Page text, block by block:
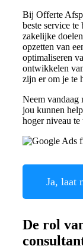
Bij Offerte
beste service
zakelijke
opzetten van
optimaliseren
ontwikkelen
zijn er om je te
Neem vandaag
jou kunnen
hoger niveau te
Ja, laat
De rol